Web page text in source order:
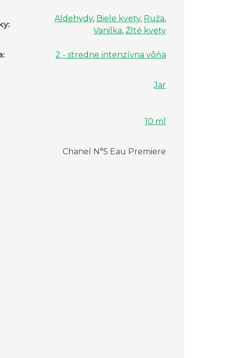
:
Aldehydy, Biele kvety, Ruža,
Vanilka, Žlté kvety
: 2 - stredne intenzívna vôňa
Jar
10 ml
Chanel N°5 Eau Premiere